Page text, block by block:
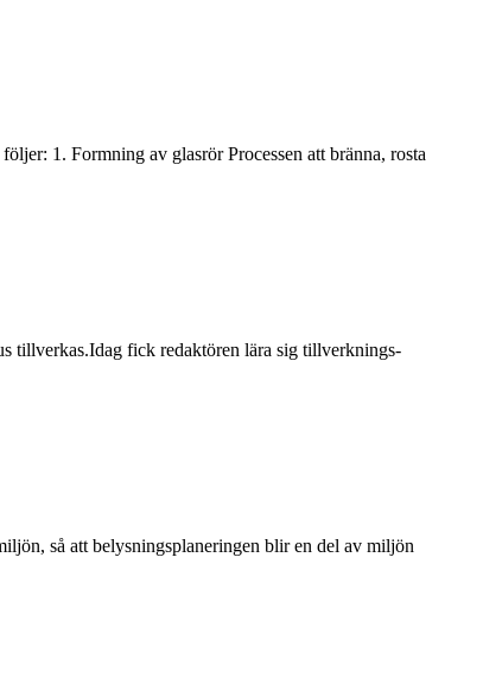
1. Formning av glasrör Processen att bränna, rosta
tillverkas.Idag fick redaktören lära sig tillverknings-
så att belysningsplaneringen blir en del av miljön